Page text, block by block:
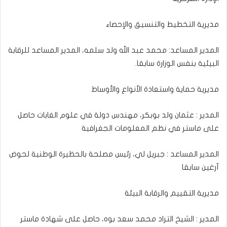
مديرية التخطيط والتنسيق والإحصاء
المدير المساعد: محمد عبد الله ولد سلمه، المدير المساعد للرقابة
البيئية بنفس الوزارة سابقا.
مديرية حماية واستعادة الأنواع والأوساط
المدير : عثمان ولد بوبكر، مهندس دولة في علوم الغابات حاصل
على ماستر في نظم المعلومات الجغرافية
المدير المساعد : جبريل لي، رئيس مصلحة بالحظيرة الوطنية لحوض
آرغين سابقا
مديرية التقييم والرقابة البيئة
المدير : الشيخ التراد محمد سعد بوه، حاصل على شهادة ماستر